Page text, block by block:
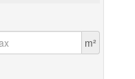
m²